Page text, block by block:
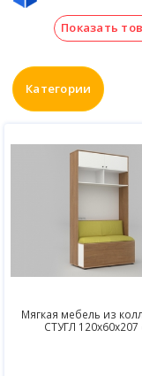
Показать
Категории
Мягкая мебель из
СТУГЛ 120х60х207